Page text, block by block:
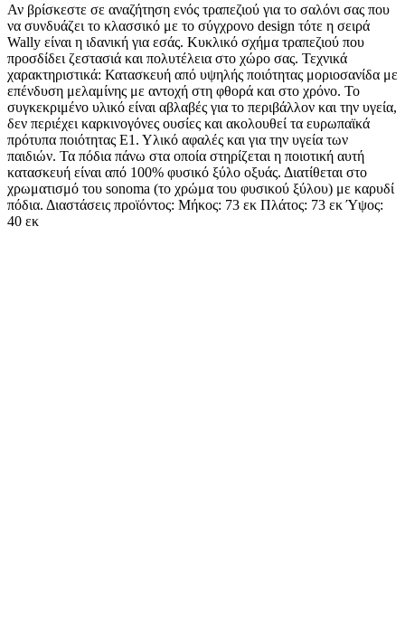
Αν βρίσκεστε σε αναζήτηση ενός τραπεζιού για το σαλόνι σας που
να συνδυάζει το κλασσικό με το σύγχρονο design τότε η σειρά
Wally είναι η ιδανική για εσάς. Κυκλικό σχήμα τραπεζιού που
προσδίδει ζεστασιά και πολυτέλεια στο χώρο σας. Τεχνικά
χαρακτηριστικά: Κατασκευή από υψηλής ποιότητας μοριοσανίδα με
επένδυση μελαμίνης με αντοχή στη φθορά και στο χρόνο. Το
συγκεκριμένο υλικό είναι αβλαβές για το περιβάλλον και την υγεία,
δεν περιέχει καρκινογόνες ουσίες και ακολουθεί τα ευρωπαϊκά
πρότυπα ποιότητας Ε1. Υλικό αφαλές και για την υγεία των
παιδιών. Τα πόδια πάνω στα οποία στηρίζεται η ποιοτική αυτή
κατασκευή είναι από 100% φυσικό ξύλο οξυάς. Διατίθεται στο
χρωματισμό του sonoma (το χρώμα του φυσικού ξύλου) με καρυδί
πόδια. Διαστάσεις προϊόντος: Μήκος: 73 εκ Πλάτος: 73 εκ Ύψος:
40 εκ